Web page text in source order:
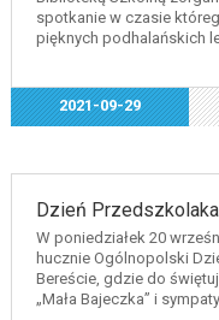
spotkanie w czasie
pięknych podhalańskich
2021-09-29
Dzień
W poniedziałek 20
hucznie Ogólnopolski
Bereście, gdzie do
„Mała Bajeczka” i